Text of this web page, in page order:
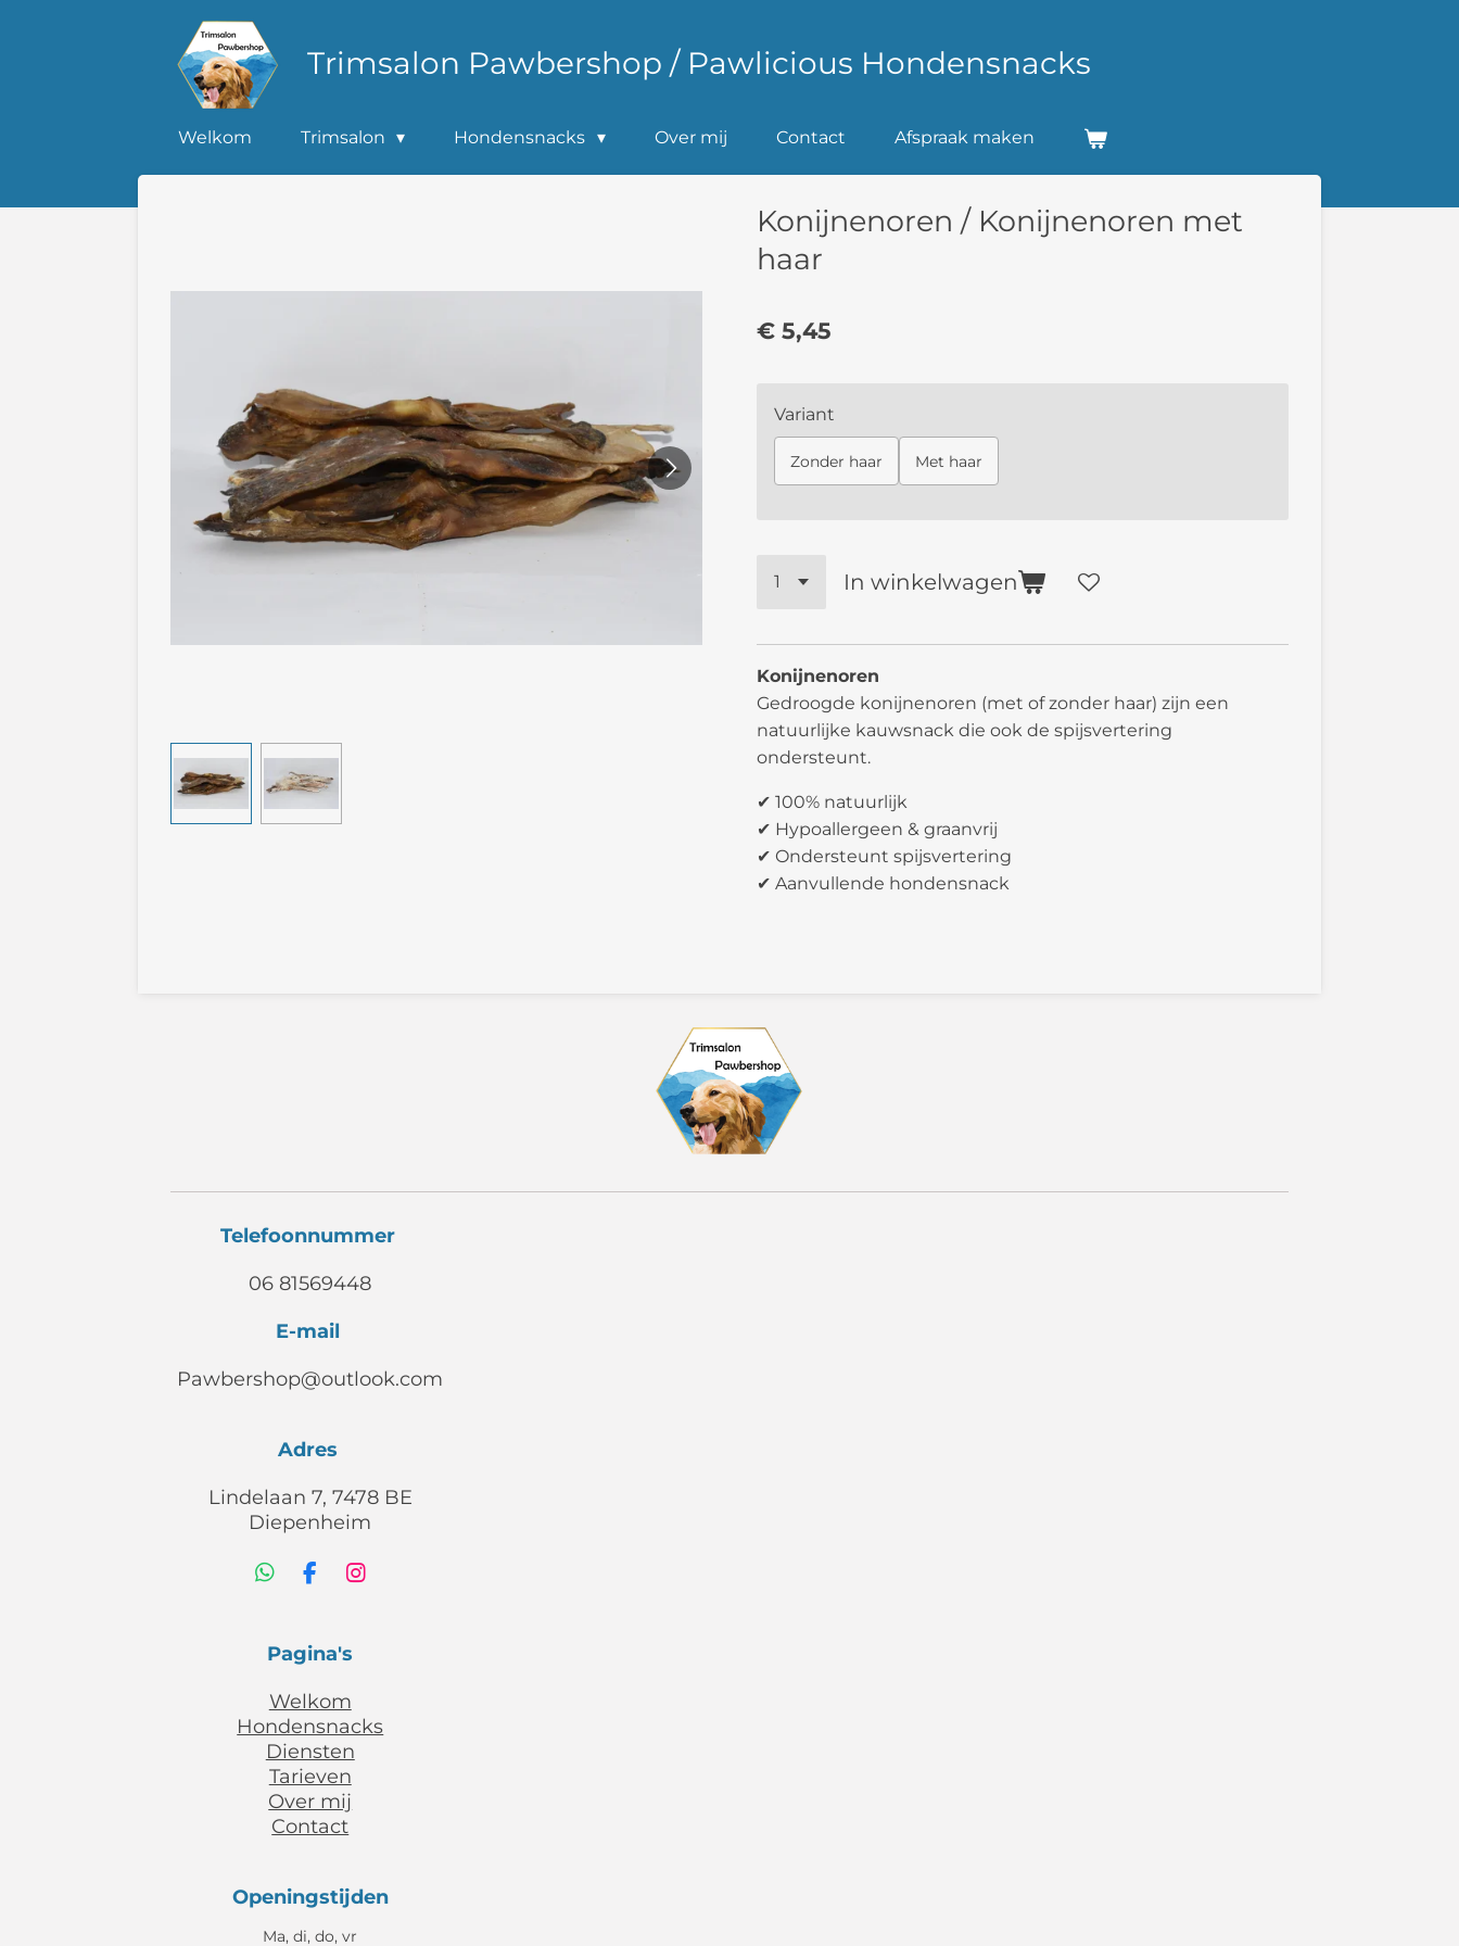
Trimsalon Pawbershop / Pawlicious Hondensnacks
Welkom Trimsalon Hondensnacks Over mij Contact Afspraak maken
Konijnenoren / Konijnenoren met
haar
€ 5,45
Variant
Zonder haar Met haar
In winkelwagen
Konijnenoren
Gedroogde konijnenoren (met of zonder haar) zijn een
natuurlijke kauwsnack die ook de spijsvertering
ondersteunt.
✔ 100% natuurlijk
✔ Hypoallergeen & graanvrij
✔ Ondersteunt spijsvertering
✔ Aanvullende hondensnack
Telefoonnummer
06 81569448
E-mail
Pawbershop@outlook.com
Adres
Lindelaan 7, 7478 BE
Diepenheim
W
t
s
p
p
F
e
b
o
k
I
a
Pagina's
Welkom
Hondensnacks
Diensten
Tarieven
Over mij
Contact
Openingstijden
Ma, di, do, vr